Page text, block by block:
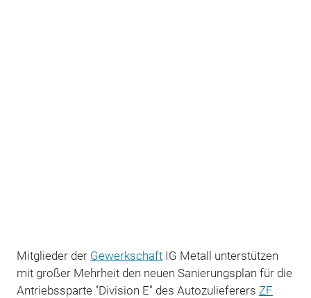
Mitglieder der GewerkschaftIG Metall unterstützen
mit großer Mehrheit den neuen Sanierungsplan für die
Antriebssparte "Division E" des Autozulieferers ZF